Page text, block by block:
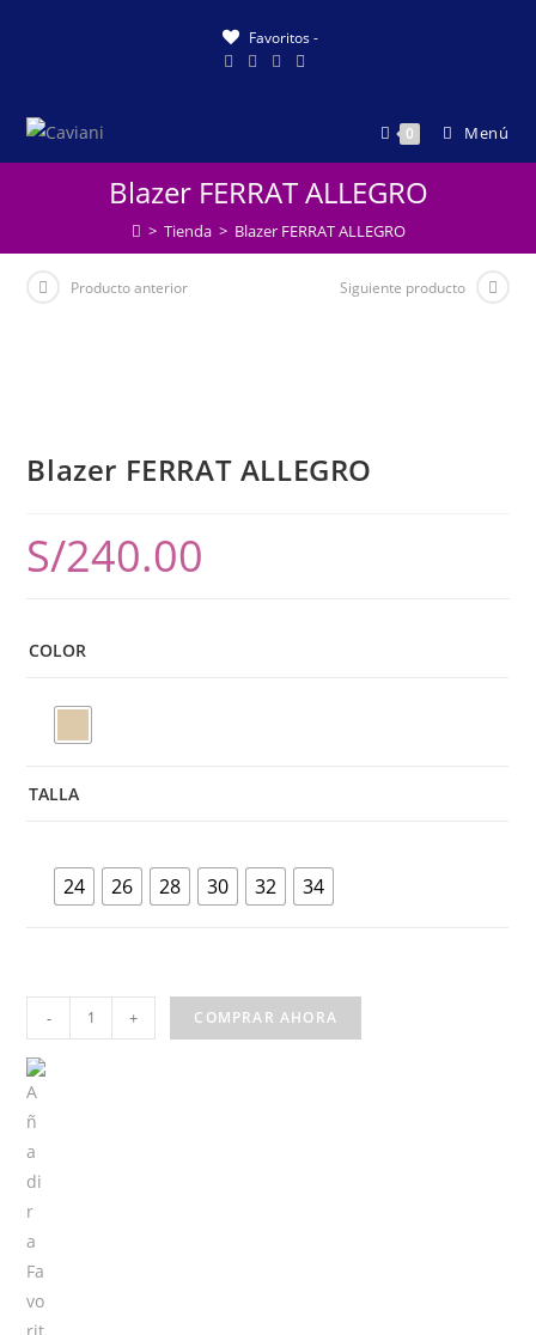
Favoritos -
0 Menú
Blazer FERRAT ALLEGRO
> Tienda > Blazer FERRAT ALLEGRO
Producto anterior Siguiente producto
Blazer FERRAT ALLEGRO
S/240.00
COLOR
TALLA
24 26 28 30 32 34
-
Blazer
FERRAT
+ COMPRAR AHORA